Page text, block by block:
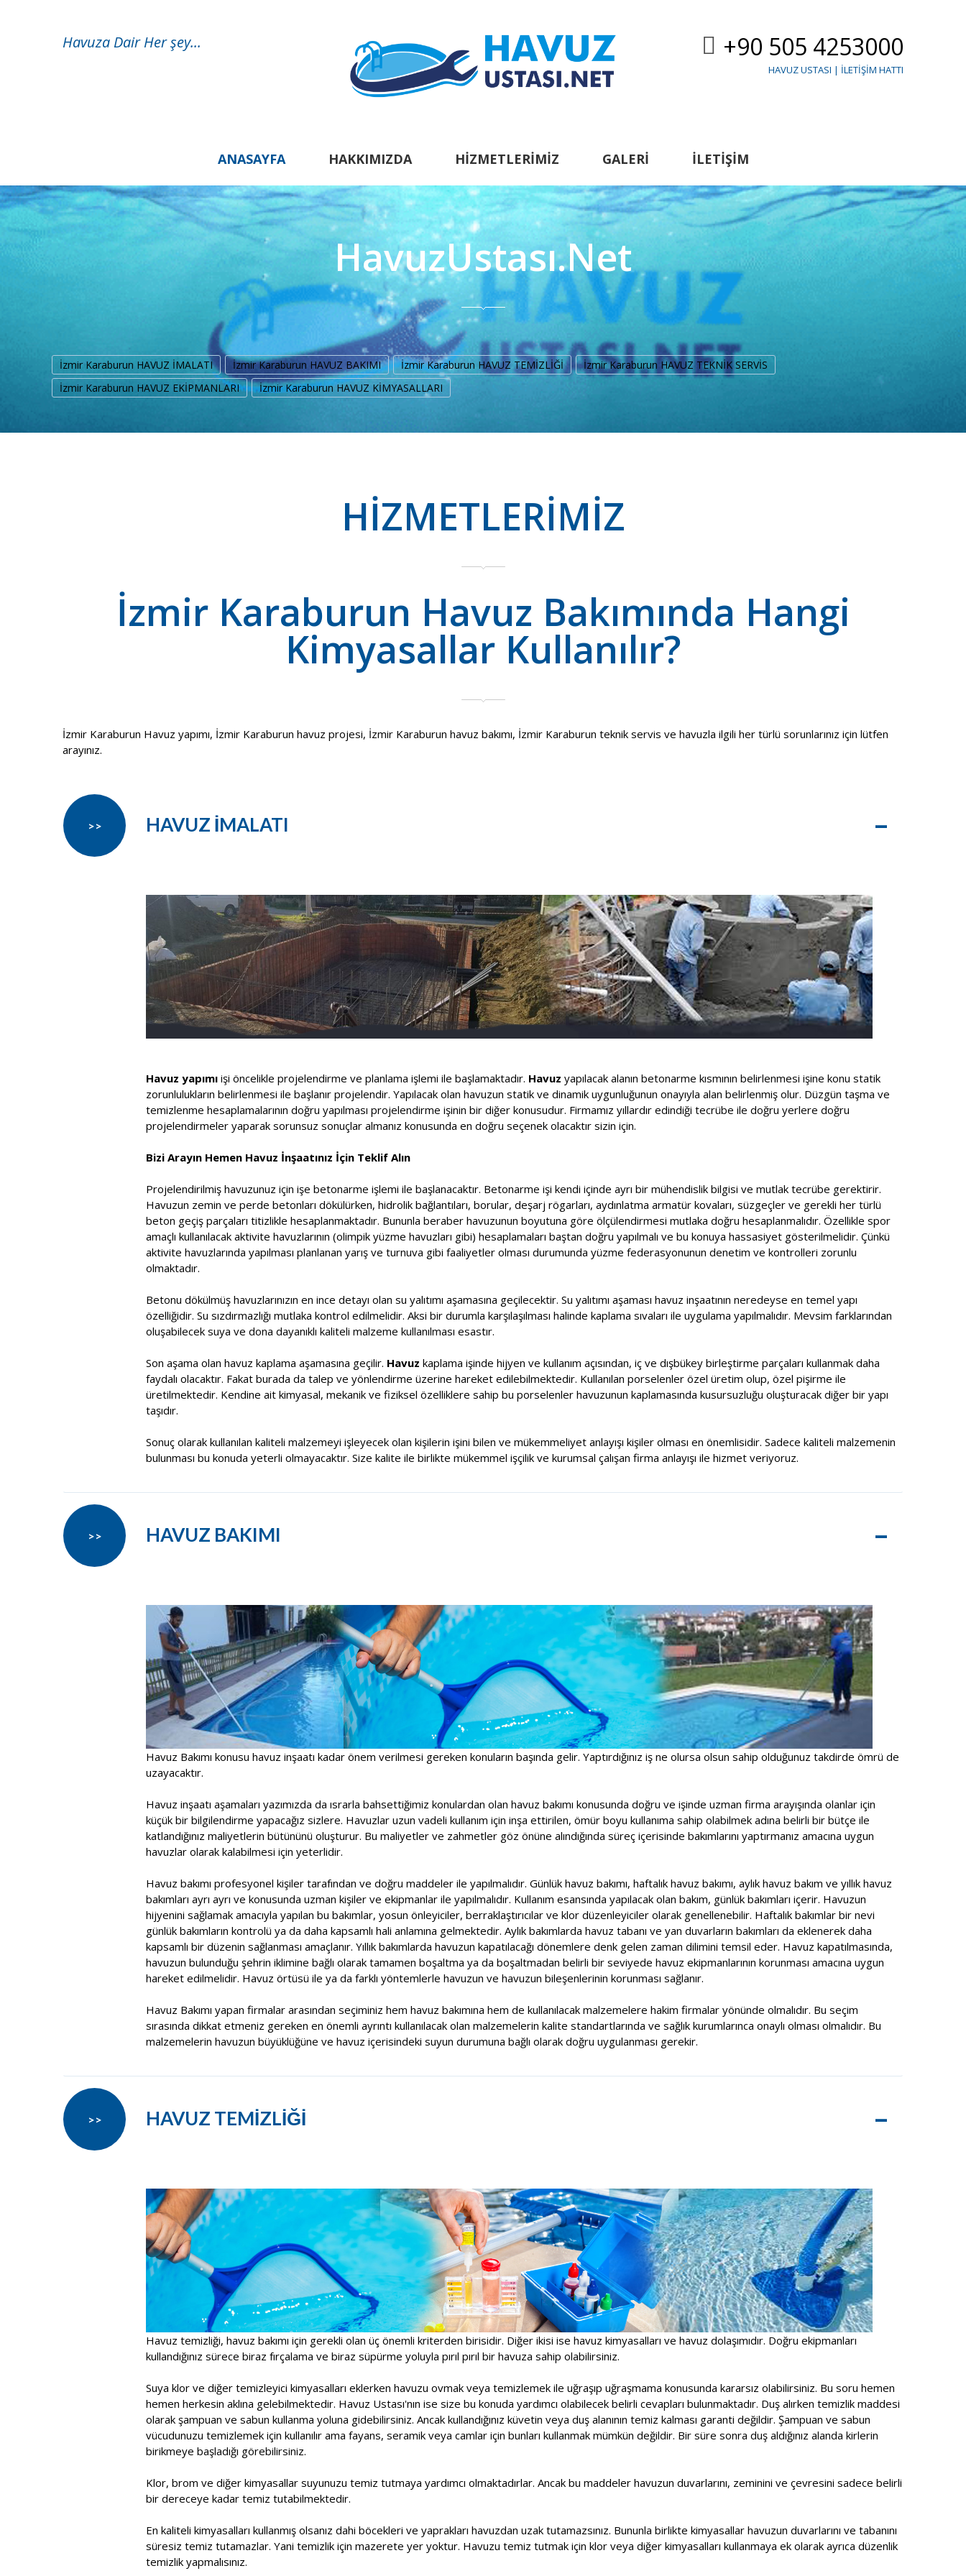
+90 505 4253000
HAVUZ USTASI | İLETIŞIM HATTI
Havuza Dair Her şey...
ANASAYFA HAKKIMIZDA HIZMETLERIMIZ GALERI İLETIŞIM
HavuzUstası.Net
İzmir Karaburun HAVUZ İMALATI İzmir Karaburun HAVUZ BAKIMI İzmir Karaburun HAVUZ TEMİZLİĞİ
İzmir Karaburun HAVUZ TEKNİK SERVİS
İzmir Karaburun HAVUZ EKİPMANLARI
İzmir Karaburun HAVUZ KİMYASALLARI
HİZMETLERİMİZ
İzmir Karaburun Havuz Bakımında Hangi
Kimyasallar Kullanılır?
İzmir Karaburun Havuz yapımı, İzmir Karaburun havuz projesi, İzmir Karaburun havuz bakımı, İzmir Karaburun teknik servis ve havuzla ilgili her türlü sorunlarınız için lütfen
arayınız.
HAVUZ İMALATI –
>>
Havuz yapımı işi öncelikle projelendirme ve planlama işlemi ile başlamaktadır. Havuz yapılacak alanın betonarme kısmının belirlenmesi işine konu statik
zorunlulukların belirlenmesi ile başlanır projelendir. Yapılacak olan havuzun statik ve dinamik uygunluğunun onayıyla alan belirlenmiş olur. Düzgün taşma ve
temizlenme hesaplamalarının doğru yapılması projelendirme işinin bir diğer konusudur. Firmamız yıllardır edindiği tecrübe ile doğru yerlere doğru
projelendirmeler yaparak sorunsuz sonuçlar almanız konusunda en doğru seçenek olacaktır sizin için.
Bizi Arayın Hemen Havuz İnşaatınız İçin Teklif Alın
Projelendirilmiş havuzunuz için işe betonarme işlemi ile başlanacaktır. Betonarme işi kendi içinde ayrı bir mühendislik bilgisi ve mutlak tecrübe gerektirir.
Havuzun zemin ve perde betonları dökülürken, hidrolik bağlantıları, borular, deşarj rögarları, aydınlatma armatür kovaları, süzgeçler ve gerekli her türlü
beton geçiş parçaları titizlikle hesaplanmaktadır. Bununla beraber havuzunun boyutuna göre ölçülendirmesi mutlaka doğru hesaplanmalıdır. Özellikle spor
amaçlı kullanılacak aktivite havuzlarının (olimpik yüzme havuzları gibi) hesaplamaları baştan doğru yapılmalı ve bu konuya hassasiyet gösterilmelidir. Çünkü
aktivite havuzlarında yapılması planlanan yarış ve turnuva gibi faaliyetler olması durumunda yüzme federasyonunun denetim ve kontrolleri zorunlu
olmaktadır.
Betonu dökülmüş havuzlarınızın en ince detayı olan su yalıtımı aşamasına geçilecektir. Su yalıtımı aşaması havuz inşaatının neredeyse en temel yapı
özelliğidir. Su sızdırmazlığı mutlaka kontrol edilmelidir. Aksi bir durumla karşılaşılması halinde kaplama sıvaları ile uygulama yapılmalıdır. Mevsim farklarından
oluşabilecek suya ve dona dayanıklı kaliteli malzeme kullanılması esastır.
Son aşama olan havuz kaplama aşamasına geçilir. Havuz kaplama işinde hijyen ve kullanım açısından, iç ve dışbükey birleştirme parçaları kullanmak daha
faydalı olacaktır. Fakat burada da talep ve yönlendirme üzerine hareket edilebilmektedir. Kullanılan porselenler özel üretim olup, özel pişirme ile
üretilmektedir. Kendine ait kimyasal, mekanik ve fiziksel özelliklere sahip bu porselenler havuzunun kaplamasında kusursuzluğu oluşturacak diğer bir yapı
taşıdır.
Sonuç olarak kullanılan kaliteli malzemeyi işleyecek olan kişilerin işini bilen ve mükemmeliyet anlayışı kişiler olması en önemlisidir. Sadece kaliteli malzemenin
bulunması bu konuda yeterli olmayacaktır. Size kalite ile birlikte mükemmel işçilik ve kurumsal çalışan firma anlayışı ile hizmet veriyoruz.
HAVUZ BAKIMI –
>>
Havuz Bakımı konusu havuz inşaatı kadar önem verilmesi gereken konuların başında gelir. Yaptırdığınız iş ne olursa olsun sahip olduğunuz takdirde ömrü de
uzayacaktır.
Havuz inşaatı aşamaları yazımızda da ısrarla bahsettiğimiz konulardan olan havuz bakımı konusunda doğru ve işinde uzman firma arayışında olanlar için
küçük bir bilgilendirme yapacağız sizlere. Havuzlar uzun vadeli kullanım için inşa ettirilen, ömür boyu kullanıma sahip olabilmek adına belirli bir bütçe ile
katlandığınız maliyetlerin bütününü oluşturur. Bu maliyetler ve zahmetler göz önüne alındığında süreç içerisinde bakımlarını yaptırmanız amacına uygun
havuzlar olarak kalabilmesi için yeterlidir.
Havuz bakımı profesyonel kişiler tarafından ve doğru maddeler ile yapılmalıdır. Günlük havuz bakımı, haftalık havuz bakımı, aylık havuz bakım ve yıllık havuz
bakımları ayrı ayrı ve konusunda uzman kişiler ve ekipmanlar ile yapılmalıdır. Kullanım esansında yapılacak olan bakım, günlük bakımları içerir. Havuzun
hijyenini sağlamak amacıyla yapılan bu bakımlar, yosun önleyiciler, berraklaştırıcılar ve klor düzenleyiciler olarak genellenebilir. Haftalık bakımlar bir nevi
günlük bakımların kontrolü ya da daha kapsamlı hali anlamına gelmektedir. Aylık bakımlarda havuz tabanı ve yan duvarların bakımları da eklenerek daha
kapsamlı bir düzenin sağlanması amaçlanır. Yıllık bakımlarda havuzun kapatılacağı dönemlere denk gelen zaman dilimini temsil eder. Havuz kapatılmasında,
havuzun bulunduğu şehrin iklimine bağlı olarak tamamen boşaltma ya da boşaltmadan belirli bir seviyede havuz ekipmanlarının korunması amacına uygun
hareket edilmelidir. Havuz örtüsü ile ya da farklı yöntemlerle havuzun ve havuzun bileşenlerinin korunması sağlanır.
Havuz Bakımı yapan firmalar arasından seçiminiz hem havuz bakımına hem de kullanılacak malzemelere hakim firmalar yönünde olmalıdır. Bu seçim
sırasında dikkat etmeniz gereken en önemli ayrıntı kullanılacak olan malzemelerin kalite standartlarında ve sağlık kurumlarınca onaylı olması olmalıdır. Bu
malzemelerin havuzun büyüklüğüne ve havuz içerisindeki suyun durumuna bağlı olarak doğru uygulanması gerekir.
HAVUZ TEMİZLİĞİ –
>>
Havuz temizliği, havuz bakımı için gerekli olan üç önemli kriterden birisidir. Diğer ikisi ise havuz kimyasalları ve havuz dolaşımıdır. Doğru ekipmanları
kullandığınız sürece biraz fırçalama ve biraz süpürme yoluyla pırıl pırıl bir havuza sahip olabilirsiniz.
Suya klor ve diğer temizleyici kimyasalları eklerken havuzu ovmak veya temizlemek ile uğraşıp uğraşmama konusunda kararsız olabilirsiniz. Bu soru hemen
hemen herkesin aklına gelebilmektedir. Havuz Ustası'nın ise size bu konuda yardımcı olabilecek belirli cevapları bulunmaktadır. Duş alırken temizlik maddesi
olarak şampuan ve sabun kullanma yoluna gidebilirsiniz. Ancak kullandığınız küvetin veya duş alanının temiz kalması garanti değildir. Şampuan ve sabun
vücudunuzu temizlemek için kullanılır ama fayans, seramik veya camlar için bunları kullanmak mümkün değildir. Bir süre sonra duş aldığınız alanda kirlerin
birikmeye başladığı görebilirsiniz.
Klor, brom ve diğer kimyasallar suyunuzu temiz tutmaya yardımcı olmaktadırlar. Ancak bu maddeler havuzun duvarlarını, zeminini ve çevresini sadece belirli
bir dereceye kadar temiz tutabilmektedir.
En kaliteli kimyasalları kullanmış olsanız dahi böcekleri ve yaprakları havuzdan uzak tutamazsınız. Bununla birlikte kimyasallar havuzun duvarlarını ve tabanını
süresiz temiz tutamazlar. Yani temizlik için mazerete yer yoktur. Havuzu temiz tutmak için klor veya diğer kimyasalları kullanmaya ek olarak ayrıca düzenlik
temizlik yapmalısınız.